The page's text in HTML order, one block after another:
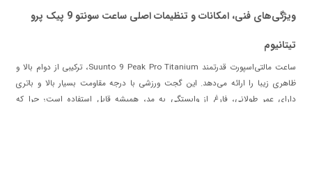
ویژگی‌های فنی، امکانات و تنظیمات اصلی ساعت سونتو 9 پیک پرو
تیتانیوم
ساعت مالتی‌اسپورت قدرتمند Suunto 9 Peak Pro Titanium، ترکیبی از دوام بالا و
ظاهری زیبا را ارائه می‌دهد. این گجت ورزشی با درجه مقاومت بسیار بالا و باتری
دارای عمر طولانی، فارغ از وابستگی به مد، همیشه قابل استفاده است؛ چرا که